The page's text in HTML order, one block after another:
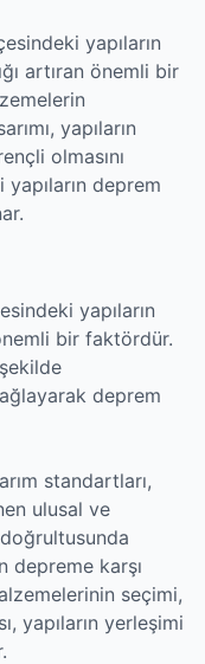
yapıların
artıran önemli bir
yapıların
olmasını
deprem
yapıların
bir faktördür.
deprem
standartları,
ulusal ve
depreme karşı
seçimi,
yapıların yerleşimi